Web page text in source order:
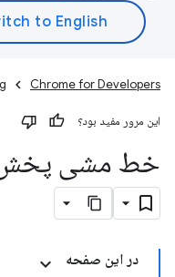
Chrome for Developers
این مرور مفید بود؟
خط مشی پخش
در این صفحه